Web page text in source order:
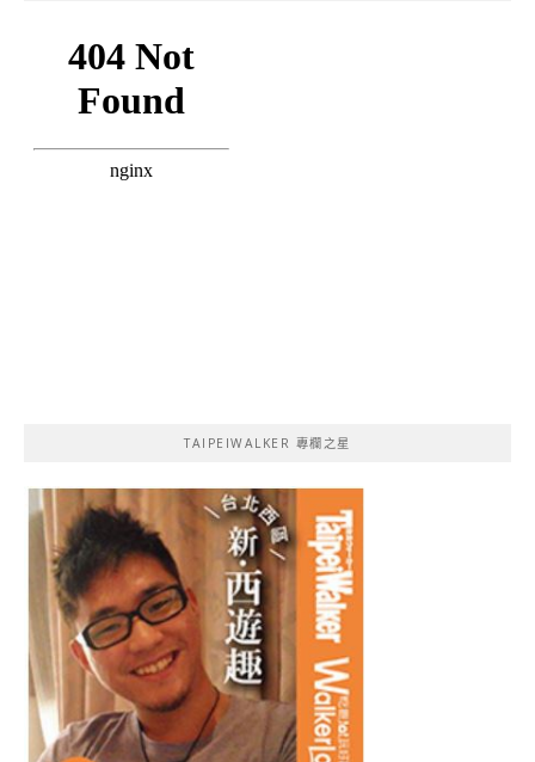
TAIPEIWALKER 專欄之星